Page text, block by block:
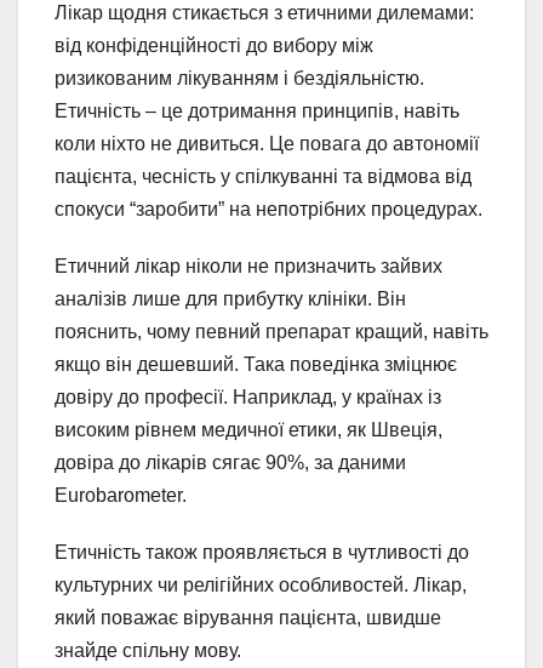
Лікар щодня стикається з етичними дилемами:
від конфіденційності до вибору між
ризикованим лікуванням і бездіяльністю.
Етичність – це дотримання принципів, навіть
коли ніхто не дивиться. Це повага до автономії
пацієнта, чесність у спілкуванні та відмова від
спокуси “заробити” на непотрібних процедурах.
Етичний лікар ніколи не призначить зайвих
аналізів лише для прибутку клініки. Він
пояснить, чому певний препарат кращий, навіть
якщо він дешевший. Така поведінка зміцнює
довіру до професії. Наприклад, у країнах із
високим рівнем медичної етики, як Швеція,
довіра до лікарів сягає 90%, за даними
Eurobarometer.
Етичність також проявляється в чутливості до
культурних чи релігійних особливостей. Лікар,
який поважає вірування пацієнта, швидше
знайде спільну мову.